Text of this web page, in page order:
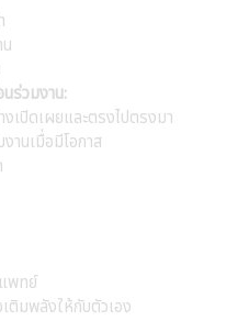
ร่วมงาน:
เปิดเผยและตรงไปตรงมา
านเมื่อมีโอกาส
พทย์
ติมพลังให้กับตัวเอง